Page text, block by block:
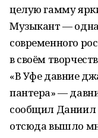
целую гамму
Музыкант —
современного
в своём
«В Уфе давние
пантера» —
сообщил Даниил
отсюда вышло